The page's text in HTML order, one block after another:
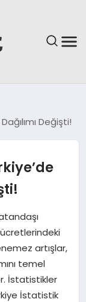
Değişti!
artışlar,
temel
İstatistikler
İstatistik